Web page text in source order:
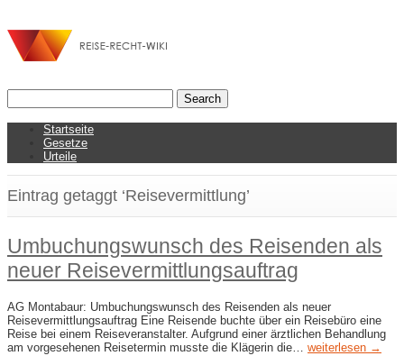
Startseite
Gesetze
Urteile
Eintrag getaggt ‘Reisevermittlung’
Umbuchungswunsch des Reisenden als
neuer Reisevermittlungsauftrag
AG Montabaur: Umbuchungswunsch des Reisenden als neuer
Reisevermittlungsauftrag Eine Reisende buchte über ein Reisebüro eine
Reise bei einem Reiseveranstalter. Aufgrund einer ärztlichen Behandlung
am vorgesehenen Reisetermin musste die Klägerin die… weiterlesen →